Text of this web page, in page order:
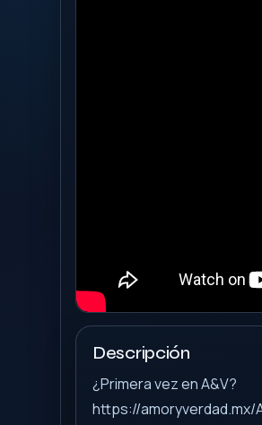
Descripción
¿Primera vez en A&V?
https://amoryverdad.mx/